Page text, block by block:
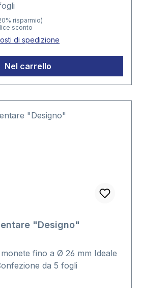
risparmio)
sconto
di spedizione
Nel carrello
"Designo"
fino a Ø 26 mm Ideale
da 5 fogli